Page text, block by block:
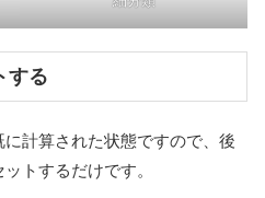
する
計算された状態ですので、後
トするだけです。